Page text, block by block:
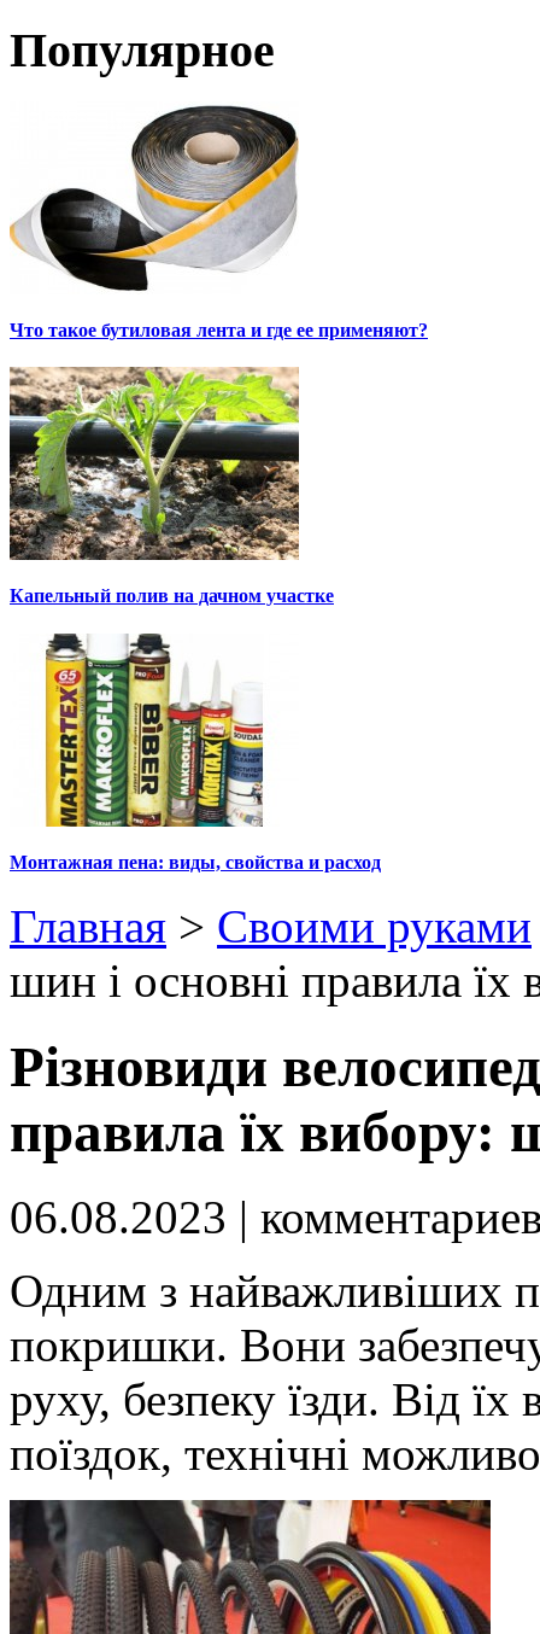
Популярное
Что такое бутиловая лента и где ее применяют?
Капельный полив на дачном участке
Монтажная пена: виды, свойства и расход
Главная > Своими руками
шин і основні правила
Різновиди
правила їх вибору:
06.08.2023 |
Одним з найважливіших
покришки. Вони
руху, безпеку їзди. Від
поїздок, технічні